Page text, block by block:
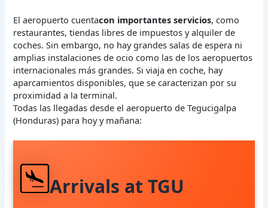
El aeropuerto cuentacon importantes servicios, como
restaurantes, tiendas libres de impuestos y alquiler de
coches. Sin embargo, no hay grandes salas de espera ni
amplias instalaciones de ocio como las de los aeropuertos
internacionales más grandes. Si viaja en coche, hay
aparcamientos disponibles, que se caracterizan por su
proximidad a la terminal.
Todas las llegadas desde el aeropuerto de Tegucigalpa
(Honduras) para hoy y mañana:
Arrivals at TGU